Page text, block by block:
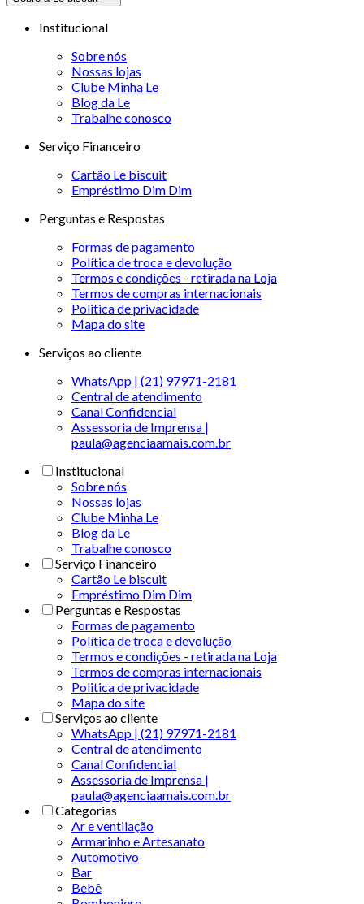
Institucional
Sobre nós
Nossas lojas
Clube Minha Le
Blog da Le
Trabalhe conosco
Serviço Financeiro
Cartão Le biscuit
Empréstimo Dim Dim
Perguntas e Respostas
Formas de pagamento
Política de troca e devolução
Termos e condições - retirada na Loja
Termos de compras internacionais
Politica de privacidade
Mapa do site
Serviços ao cliente
WhatsApp | (21) 97971-2181
Central de atendimento
Canal Confidencial
Assessoria de Imprensa |
paula@agenciaamais.com.br
Institucional
Sobre nós
Nossas lojas
Clube Minha Le
Blog da Le
Trabalhe conosco
Serviço Financeiro
Cartão Le biscuit
Empréstimo Dim Dim
Perguntas e Respostas
Formas de pagamento
Política de troca e devolução
Termos e condições - retirada na Loja
Termos de compras internacionais
Politica de privacidade
Mapa do site
Serviços ao cliente
WhatsApp | (21) 97971-2181
Central de atendimento
Canal Confidencial
Assessoria de Imprensa |
paula@agenciaamais.com.br
Categorias
Ar e ventilação
Armarinho e Artesanato
Automotivo
Bar
Bebê